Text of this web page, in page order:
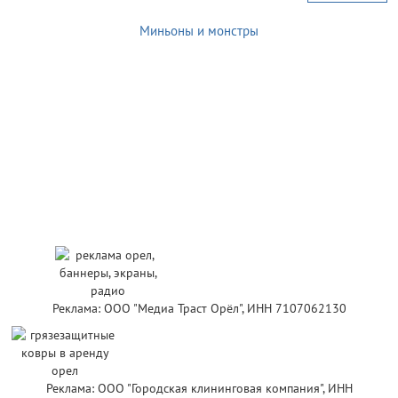
Миньоны и монстры
Реклама: ООО "Медиа Траст Орёл", ИНН 7107062130
Реклама: ООО "Городская клининговая компания", ИНН